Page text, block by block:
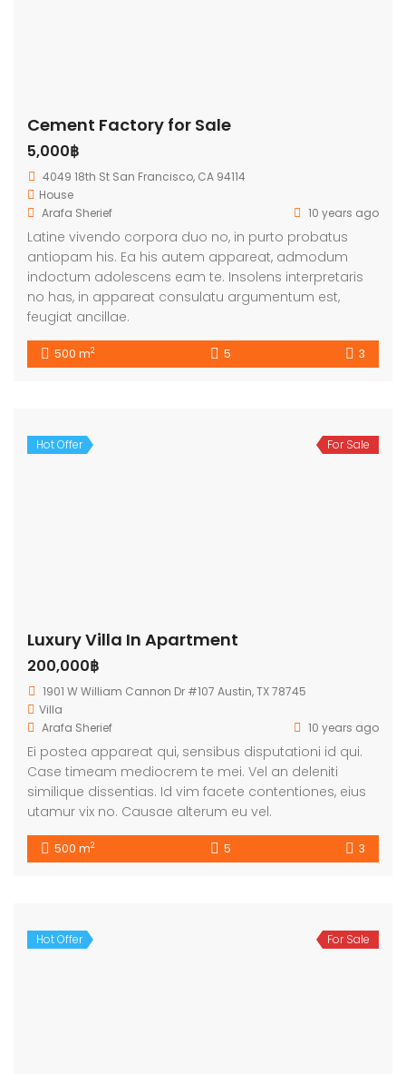
Cement Factory for Sale
5,000฿
4049 18th St San Francisco, CA 94114
House
Arafa Sherief
10 years ago
Latine vivendo corpora duo no, in purto probatus
antiopam his. Ea his autem appareat, admodum
indoctum adolescens eam te. Insolens interpretaris
no has, in appareat consulatu argumentum est,
feugiat ancillae.
500 m2 5 3
Hot Offer For Sale
Luxury Villa In Apartment
200,000฿
1901 W William Cannon Dr #107 Austin, TX 78745
Villa
Arafa Sherief
10 years ago
Ei postea appareat qui, sensibus disputationi id qui.
Case timeam mediocrem te mei. Vel an deleniti
similique dissentias. Id vim facete contentiones, eius
utamur vix no. Causae alterum eu vel.
500 m2 5 3
Hot Offer For Sale